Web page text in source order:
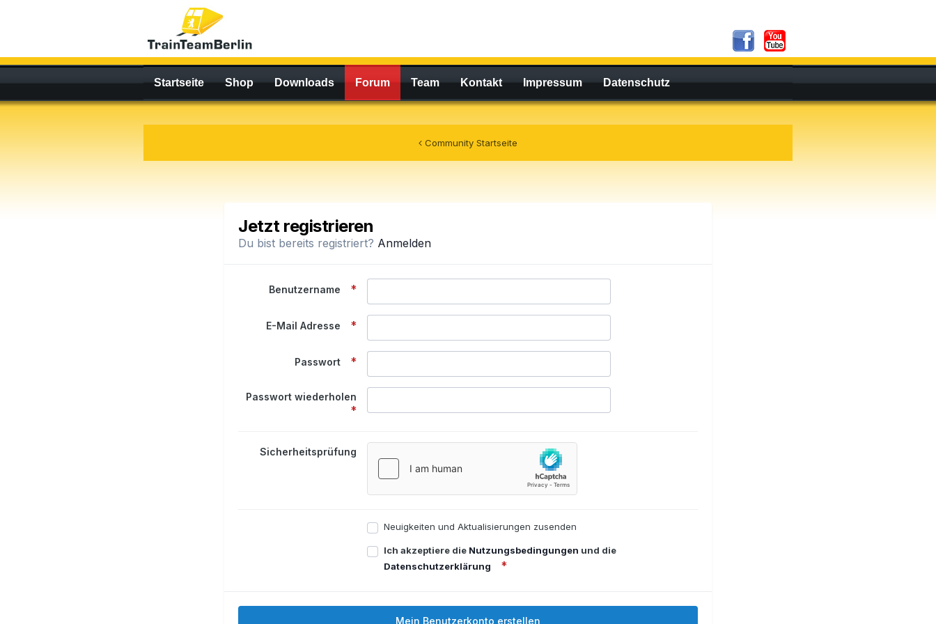
Startseite Shop Downloads Forum Team Kontakt Impressum Datenschutz
Community Startseite
Jetzt registrieren
Du bist bereits registriert? Anmelden
Benutzername
E-Mail Adresse
Passwort
Passwort wiederholen
Sicherheitsprüfung
Neuigkeiten und Aktualisierungen zusenden
Ich akzeptiere die Nutzungsbedingungen und die
Datenschutzerklärung
Mein Benutzerkonto erstellen